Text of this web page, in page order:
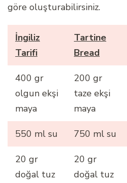
göre oluşturabilirsiniz.
İngiliz
Tarifi
Tartine
Bread
400 gr
olgun ekşi
maya
200 gr
taze ekşi
maya
550 ml su 750 ml su
20 gr
doğal tuz
20 gr
doğal tuz